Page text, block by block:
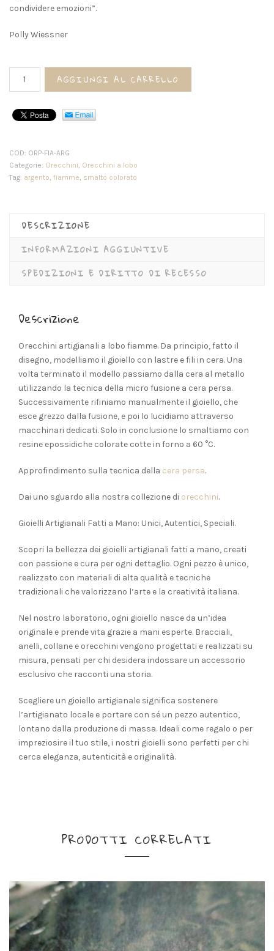
condividere emozioni”.
Polly Wiessner
AGGIUNGI AL CARRELLO
COD: ORP-FIA-ARG
Categorie: Orecchini Orecchini a lobo
Tag: argento fiamme smalto colorato
DESCRIZIONE
INFORMAZIONI AGGIUNTIVE
SPEDIZIONI E DIRITTO DI RECESSO
Descrizione
Orecchini artigianali a lobo fiamme. Da principio, fatto il
disegno, modelliamo il gioiello con lastre e fili in cera. Una
volta terminato il modello passiamo dalla cera al metallo
utilizzando la tecnica della micro fusione a cera persa.
Successivamente rifiniamo manualmente il gioiello, che
esce grezzo dalla fusione, e poi lo lucidiamo attraverso
macchinari dedicati. Solo in conclusione lo smaltiamo con
resine epossidiche colorate cotte in forno a 60 °C.
Approfindimento sulla tecnica della cera persa.
Dai uno sguardo alla nostra collezione di orecchini.
Gioielli Artigianali Fatti a Mano: Unici, Autentici, Speciali.
Scopri la bellezza dei gioielli artigianali fatti a mano, creati
con passione e cura per ogni dettaglio. Ogni pezzo è unico,
realizzato con materiali di alta qualità e tecniche
tradizionali che valorizzano l’arte e la creatività italiana.
Nel nostro laboratorio, ogni gioiello nasce da un’idea
originale e prende vita grazie a mani esperte. Bracciali,
anelli, collane e orecchini vengono progettati e realizzati su
misura, pensati per chi desidera indossare un accessorio
esclusivo che racconti una storia.
Scegliere un gioiello artigianale significa sostenere
l’artigianato locale e portare con sé un pezzo autentico,
lontano dalla produzione di massa. Ideali come regalo o per
impreziosire il tuo stile, i nostri gioielli sono perfetti per chi
cerca eleganza, autenticità e originalità.
PRODOTTI CORRELATI